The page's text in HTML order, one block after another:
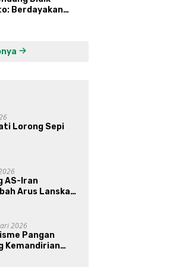
Berdayakan
Lorong Sepi
AS-Iran
Arus Lanskap
Gibran?
2026
Pangan
Kemandirian